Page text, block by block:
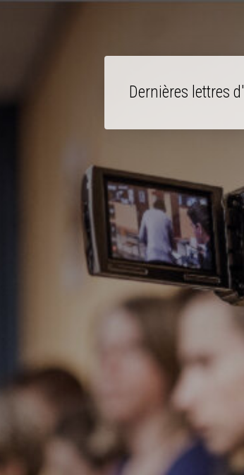
Dernières lettres d'